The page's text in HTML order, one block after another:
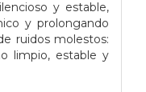
y estable,
y prolongando
ruidos molestos:
limpio, estable y